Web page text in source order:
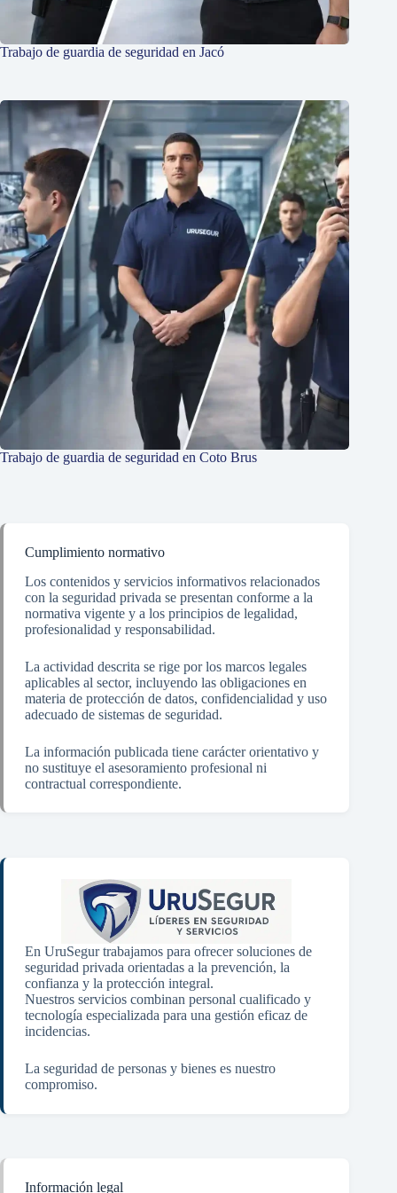
Trabajo de guardia de seguridad en Jacó
Trabajo de guardia de seguridad en Coto Brus
Cumplimiento normativo
Los contenidos y servicios informativos relacionados
con la seguridad privada se presentan conforme a la
normativa vigente y a los principios de legalidad,
profesionalidad y responsabilidad.
La actividad descrita se rige por los marcos legales
aplicables al sector, incluyendo las obligaciones en
materia de protección de datos, confidencialidad y uso
adecuado de sistemas de seguridad.
La información publicada tiene carácter orientativo y
no sustituye el asesoramiento profesional ni
contractual correspondiente.
En UruSegur trabajamos para ofrecer soluciones de
seguridad privada orientadas a la prevención, la
confianza y la protección integral.
Nuestros servicios combinan personal cualificado y
tecnología especializada para una gestión eficaz de
incidencias.
La seguridad de personas y bienes es nuestro
compromiso.
Información legal